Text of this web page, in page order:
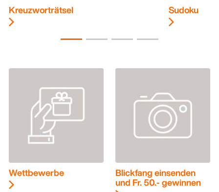
Kreuzworträtsel Sudoku
Wettbewerbe Blickfang einsenden
und Fr. 50.- gewinnen